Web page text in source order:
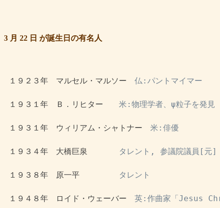
3 月 22 日 が誕生日の有名人
１９２３年　マルセル・マルソー 仏:パントマイマー
１９３１年　Ｂ．リヒター 米:物理学者、ψ粒子を発見
１９３１年　ウィリアム・シャトナー 米:俳優
１９３４年　大橋巨泉 タレント, 参議院議員[元]
１９３８年　原一平 タレント
１９４８年　ロイド・ウェーバー 英:作曲家「Jesus